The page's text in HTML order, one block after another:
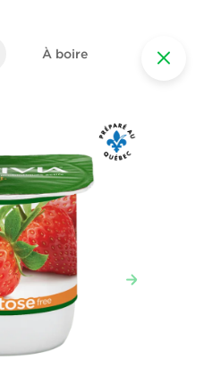
À boire